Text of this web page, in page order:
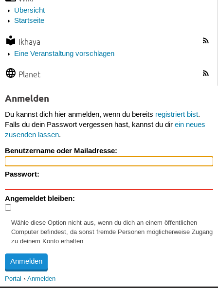
Übersicht
Startseite
Ikhaya
Eine Veranstaltung vorschlagen
Planet
Anmelden
Du kannst dich hier anmelden, wenn du bereits registriert bist.
Falls du dein Passwort vergessen hast, kannst du dir ein neues
zusenden lassen.
Benutzername oder Mailadresse:
Passwort:
Angemeldet bleiben:
Wähle diese Option nicht aus, wenn du dich an einem öffentlichen
Computer befindest, da sonst fremde Personen möglicherweise Zugang
zu deinem Konto erhalten.
Portal Anmelden